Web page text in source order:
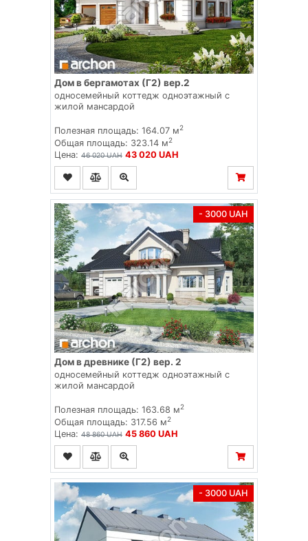
Дом в бергамотах (Г2) вер.2
односемейный коттедж одноэтажный с
жилой мансардой
Полезная площадь: 164.07 м2
Общая площадь: 323.14 м2
Цена: 46 020 UAH 43 020 UAH
- 3000 UAH
Дом в древнике (Г2) вер. 2
односемейный коттедж одноэтажный с
жилой мансардой
Полезная площадь: 163.68 м2
Общая площадь: 317.56 м2
Цена: 48 860 UAH 45 860 UAH
- 3000 UAH